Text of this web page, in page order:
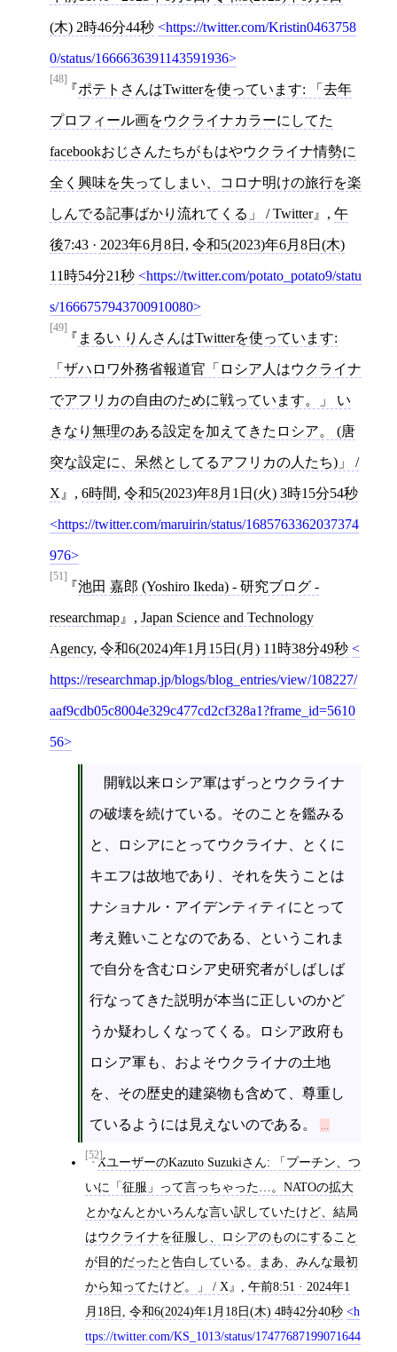
(木) 2時46分44秒 https://twitter.com/Kristin0463758
0/status/1666636391143591936
[48]
ポテトさんはTwitterを使っています: 「去年
プロフィール画をウクライナカラーにしてた
facebookおじさんたちがもはやウクライナ情勢に
全く興味を失ってしまい、コロナ明けの旅行を楽
しんでる記事ばかり流れてくる」 / Twitter , 午
後7:43 · 2023年6月8日 , 令和5(2023)年6月8日(木)
11時54分21秒 https://twitter.com/potato_potato9/statu
s/1666757943700910080
[49]
まるい りんさんはTwitterを使っています:
「ザハロワ外務省報道官「ロシア人はウクライナ
でアフリカの自由のために戦っています。」 い
きなり無理のある設定を加えてきたロシア。 (唐
突な設定に、呆然としてるアフリカの人たち)」 /
X , 6時間, 令和5(2023)年8月1日(火) 3時15分54秒
https://twitter.com/maruirin/status/1685763362037374
976
[51]
池田 嘉郎 (Yoshiro Ikeda) - 研究ブログ -
researchmap , Japan Science and Technology
Agency, 令和6(2024)年1月15日(月) 11時38分49秒
https://researchmap.jp/blogs/blog_entries/view/108227/
aaf9cdb05c8004e329c477cd2cf328a1?frame_id=5610
56
開戦以来ロシア軍はずっとウクライナ
の破壊を続けている。そのことを鑑みる
と、ロシアにとってウクライナ、とくに
キエフは故地であり、それを失うことは
ナショナル・アイデンティティにとって
考え難いことなのである、というこれま
で自分を含むロシア史研究者がしばしば
行なってきた説明が本当に正しいのかど
うか疑わしくなってくる。ロシア政府も
ロシア軍も、およそウクライナの土地
を、その歴史的建築物も含めて、尊重し
ているようには見えないのである。
[52]XユーザーのKazuto Suzukiさん: 「プーチン、つ
いに「征服」って言っちゃった…。NATOの拡大
とかなんとかいろんな言い訳していたけど、結局
はウクライナを征服し、ロシアのものにすること
が目的だったと告白している。まあ、みんな最初
から知ってたけど。」 / X
午前8:51 · 2024年1
月18日
令和6(2024)年1月18日(木) 4時42分40秒
h
ttps://twitter.com/KS_1013/status/17477687199071644